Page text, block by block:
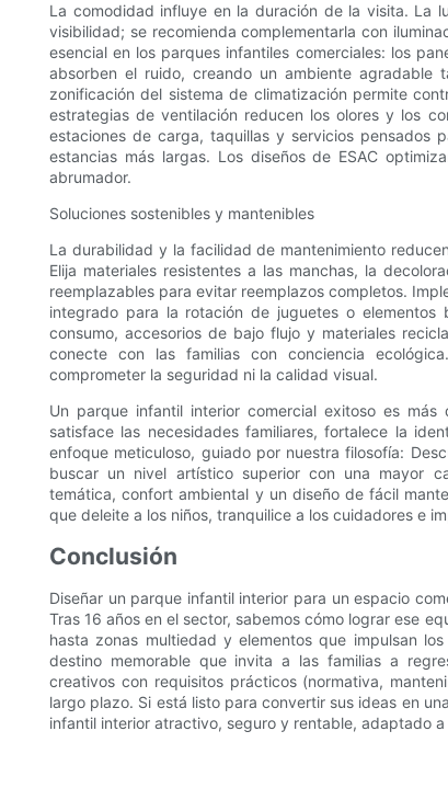
La comodidad influye en la duración de la visita. La
visibilidad; se recomienda complementarla con
esencial en los parques infantiles comerciales: los
absorben el ruido, creando un ambiente
zonificación del sistema de climatización permite
estrategias de ventilación reducen los olores y los
estaciones de carga, taquillas y servicios pensados
estancias más largas. Los diseños de ESAC
abrumador.
Soluciones sostenibles y mantenibles
La durabilidad y la facilidad de mantenimiento
Elija materiales resistentes a las manchas, la
reemplazables para evitar reemplazos completos.
integrado para la rotación de juguetes o
consumo, accesorios de bajo flujo y materiales
conecte con las familias con conciencia
comprometer la seguridad ni la calidad visual.
Un parque infantil interior comercial exitoso es
satisface las necesidades familiares, fortalece la
enfoque meticuloso, guiado por nuestra filosofía:
buscar un nivel artístico superior con una mayor
temática, confort ambiental y un diseño de fácil
que deleite a los niños, tranquilice a los cuidadores e
Conclusión
Diseñar un parque infantil interior para un espacio
Tras 16 años en el sector, sabemos cómo lograr ese
hasta zonas multiedad y elementos que impulsan
destino memorable que invita a las familias a
creativos con requisitos prácticos (normativa,
largo plazo. Si está listo para convertir sus ideas en
infantil interior atractivo, seguro y rentable, adaptado